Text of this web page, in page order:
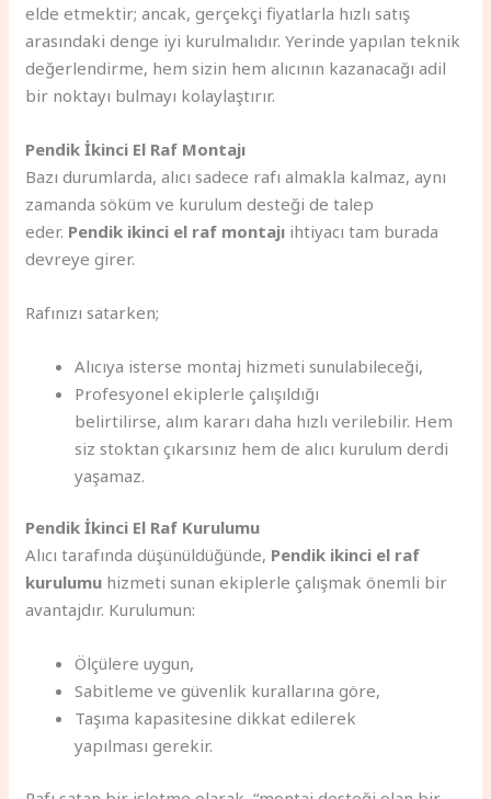
elde etmektir; ancak, gerçekçi fiyatlarla hızlı satış
arasındaki denge iyi kurulmalıdır. Yerinde yapılan teknik
değerlendirme, hem sizin hem alıcının kazanacağı adil
bir noktayı bulmayı kolaylaştırır.
Pendik İkinci El Raf Montajı
Bazı durumlarda, alıcı sadece rafı almakla kalmaz, aynı
zamanda söküm ve kurulum desteği de talep
eder. Pendik ikinci el raf montajı ihtiyacı tam burada
devreye girer.
Rafınızı satarken;
Alıcıya isterse montaj hizmeti sunulabileceği,
Profesyonel ekiplerle çalışıldığı
belirtilirse, alım kararı daha hızlı verilebilir. Hem
siz stoktan çıkarsınız hem de alıcı kurulum derdi
yaşamaz.
Pendik İkinci El Raf Kurulumu
Alıcı tarafında düşünüldüğünde, Pendik ikinci el raf
kurulumu hizmeti sunan ekiplerle çalışmak önemli bir
avantajdır. Kurulumun:
Ölçülere uygun,
Sabitleme ve güvenlik kurallarına göre,
Taşıma kapasitesine dikkat edilerek
yapılması gerekir.